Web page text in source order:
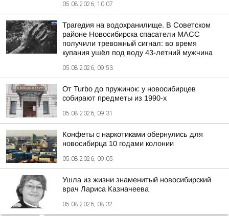
05.08.2026, 10:07
Трагедия на водохранилище. В Советском
районе Новосибирска спасатели МАСС
получили тревожный сигнал: во время
купания ушёл под воду 43-летний мужчина
05.08.2026, 09:53
От Turbo до пружинок: у новосибирцев
собирают предметы из 1990-х
05.08.2026, 09:31
Конфеты с наркотиками обернулись для
новосибирца 10 годами колонии
05.08.2026, 09:05
Ушла из жизни знаменитый новосибирский
врач Лариса Казначеева
05.08.2026, 08:32